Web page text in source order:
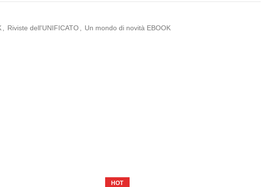
Riviste dell'UNIFICATO
Un mondo di novità EBOOK
HOT